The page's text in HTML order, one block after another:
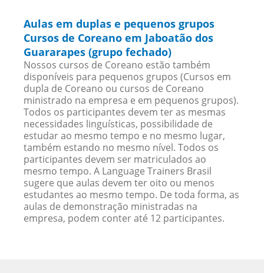
Aulas em duplas e pequenos grupos
Cursos de Coreano em Jaboatão dos
Guararapes (grupo fechado)
Nossos cursos de Coreano estão também
disponíveis para pequenos grupos (Cursos em
dupla de Coreano ou cursos de Coreano
ministrado na empresa e em pequenos grupos).
Todos os participantes devem ter as mesmas
necessidades linguísticas, possibilidade de
estudar ao mesmo tempo e no mesmo lugar,
também estando no mesmo nível. Todos os
participantes devem ser matriculados ao
mesmo tempo. A Language Trainers Brasil
sugere que aulas devem ter oito ou menos
estudantes ao mesmo tempo. De toda forma, as
aulas de demonstração ministradas na
empresa, podem conter até 12 participantes.